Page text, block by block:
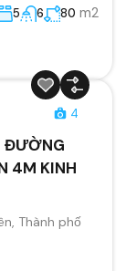
5 6 80 m2
4
ĐƯỜNG
4M KINH
Thành phố